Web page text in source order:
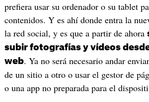
prefiera usar su ordenador o su tablet
contenidos. Y es ahí donde entra la
la red social, y es que a partir de ahora
subir fotografías y vídeos
web. Ya no será necesario andar
de un sitio a otro o usar el gestor de
o una app no preparada para el